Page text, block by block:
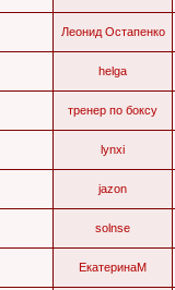
Леонид Остапенко
helga
тренер по боксу
lynxi
jazon
solnse
ЕкатеринаМ